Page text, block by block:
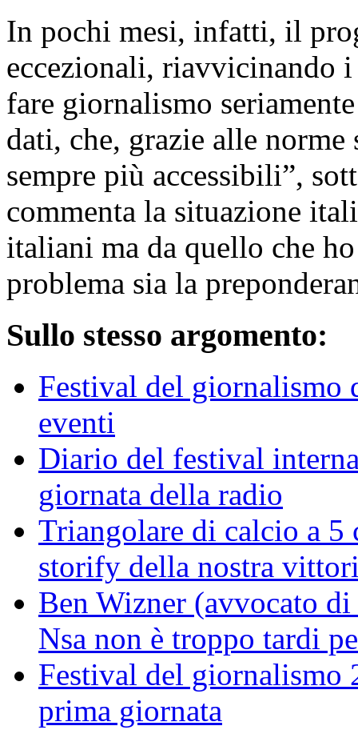
In pochi mesi, infatti, il
eccezionali, riavvicinando
fare giornalismo
dati, che, grazie alle
sempre più accessibili”,
commenta la situazione
italiani ma da quello che
problema sia la
Sullo stesso argomento:
Festival del
eventi
Diario del festival
giornata della radio
Triangolare di calcio a
storify della nostra
Ben Wizner (avvocato
Nsa non è troppo tardi
Festival del giornalismo
prima giornata